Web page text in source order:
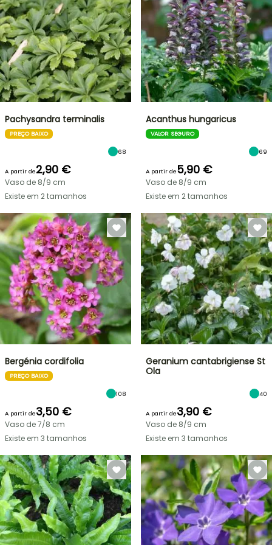
VENDAS
RELÂMPAGO
ATÉ
30%
DE
BULBOS
DE
PRIMAVERA
Pachysandra terminalis
PREÇO BAIXO
68
A partir de2,90 €
Vaso de 8/9 cm
Existe em 2 tamanhos
Acanthus hungaricus
VALOR SEGURO
69
A partir de5,90 €
Vaso de 8/9 cm
Existe em 2 tamanhos
Bergénia cordifolia
PREÇO BAIXO
108
A partir de3,50 €
Vaso de 7/8 cm
Existe em 3 tamanhos
Geranium cantabrigiense St
Ola
40
A partir de3,90 €
Vaso de 8/9 cm
Existe em 3 tamanhos